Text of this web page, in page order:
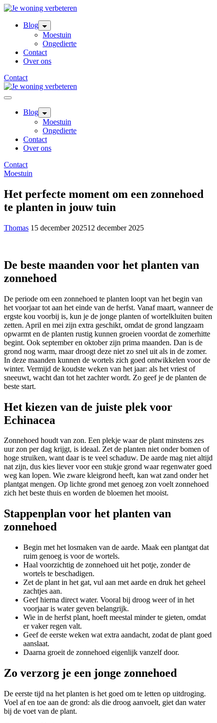
Skip
contentBlog
Moestuin
Ongedierte
Contact
Over ons
Contact
Blog
Moestuin
Ongedierte
Contact
Over ons
Contact
Moestuin
Het perfecte moment om een zonnehoed
te planten in jouw tuin
Thomas 15 december 202512 december 2025
De beste maanden voor het planten van
zonnehoed
De periode om een zonnehoed te planten loopt van het begin van
het voorjaar tot aan het einde van de herfst. Vanaf maart, wanneer de
ergste kou voorbij is, kun je de jonge planten of wortelkluiten buiten
zetten. April en mei zijn extra geschikt, omdat de grond langzaam
opwarmt en de planten rustig kunnen groeien voordat de zomerhitte
begint. Ook september en oktober zijn prima maanden. Dan is de
grond nog warm, maar droogt deze niet zo snel uit als in de zomer.
In deze maanden kunnen de wortels zich goed ontwikkelen voor de
winter. Vermijd de koudste weken van het jaar: als het vriest of
sneeuwt, wacht dan tot het zachter wordt. Zo geef je de planten de
beste start.
Het kiezen van de juiste plek voor
Echinacea
Zonnehoed houdt van zon. Een plekje waar de plant minstens zes
uur zon per dag krijgt, is ideaal. Zet de planten niet onder bomen of
hoge struiken, want daar is te veel schaduw. De aarde mag niet altijd
nat zijn, dus kies liever voor een stukje grond waar regenwater goed
weg kan lopen. Wie zware kleigrond heeft, kan wat zand onder het
plantgat mengen. Op lichte grond met genoeg zon voelt zonnehoed
zich het beste thuis en worden de bloemen het mooist.
Stappenplan voor het planten van
zonnehoed
Begin met het losmaken van de aarde. Maak een plantgat dat
ruim genoeg is voor de wortels.
Haal voorzichtig de zonnehoed uit het potje, zonder de
wortels te beschadigen.
Zet de plant in het gat, vul aan met aarde en druk het geheel
zachtjes aan.
Geef hierna direct water. Vooral bij droog weer of in het
voorjaar is water geven belangrijk.
Wie in de herfst plant, hoeft meestal minder te gieten, omdat
er vaker regen valt.
Geef de eerste weken wat extra aandacht, zodat de plant goed
aanslaat.
Daarna groeit de zonnehoed eigenlijk vanzelf door.
Zo verzorg je een jonge zonnehoed
De eerste tijd na het planten is het goed om te letten op uitdroging.
Voel af en toe aan de grond: als die droog aanvoelt, giet dan water
bij de voet van de plant.